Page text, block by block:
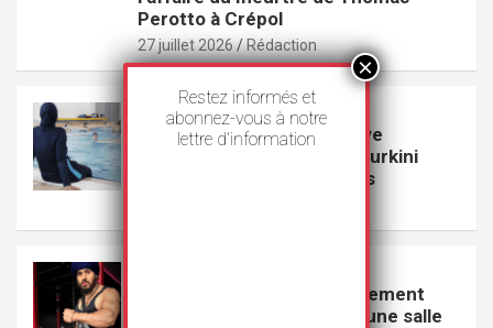
Perotto à Crépol
27 juillet 2026 Rédaction
VEILLE
Le Conseil d’État de Genève
suspend l’interdiction du burkini
dans les piscines publiques
GoodLife s’excuse publiquement
pour avoir exclu un Sikh d’une salle
Restez informés et
abonnez-vous à notre
lettre d’information